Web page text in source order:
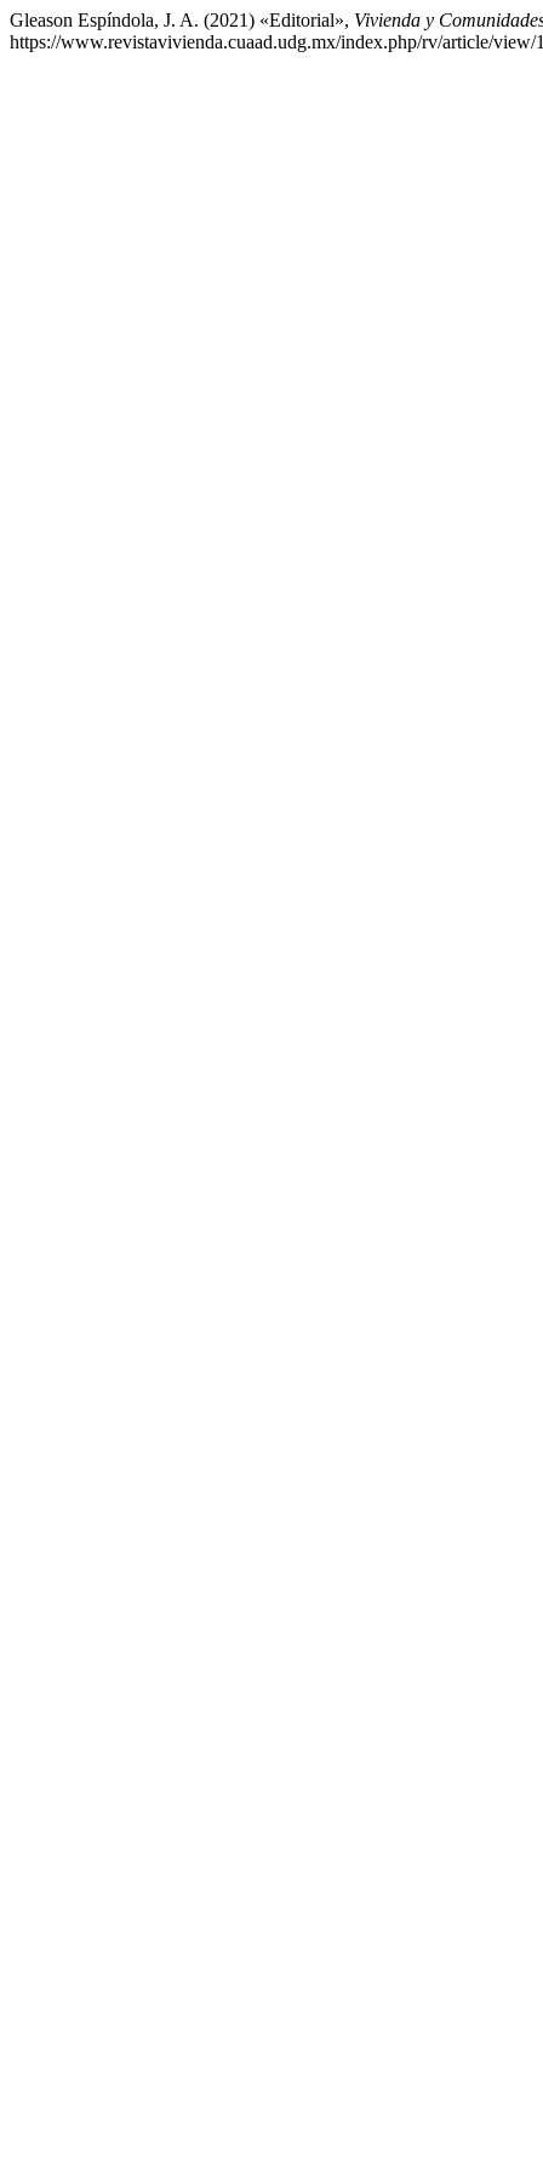
Gleason Espíndola, J. A. (2021) «Editorial», Vivienda y
https://www.revistavivienda.cuaad.udg.mx/index.php/rv/article/